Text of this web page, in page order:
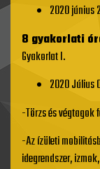
2020 június
8 gyakorlati
Gyakorlat I.
2020 Július
-Törzs és
-Az ízületi
idegrendszer,